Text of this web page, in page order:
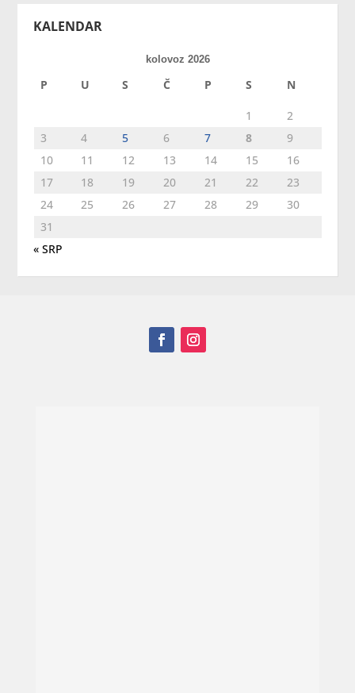
KALENDAR
kolovoz 2026
P U S Č P S N
1
2
3
4 5 6 7 8
9
10
11 12 13 14 15
16
17
18 19 20 21 22
23
24
25 26 27 28 29
30
31
« SRP